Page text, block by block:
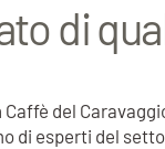
di
del
di esperti del